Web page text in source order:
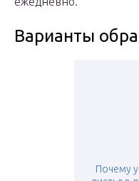
Варианты
Почему